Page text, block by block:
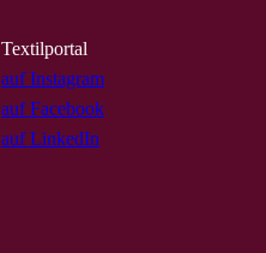
Textilportal
auf Instagram
auf Facebook
auf LinkedIn